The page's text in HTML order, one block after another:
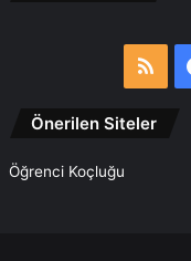
RSS
Önerilen Siteler
Öğrenci Koçluğu